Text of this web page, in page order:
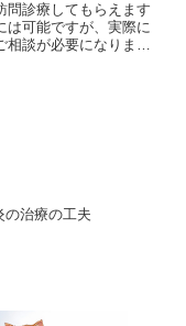
問診療してもらえます
は可能ですが、実際に
相談が必要になりま
の治療の工夫